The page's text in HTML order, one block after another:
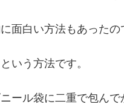
面白い方法もあったの
いう方法です。
ール袋に二重で包ん